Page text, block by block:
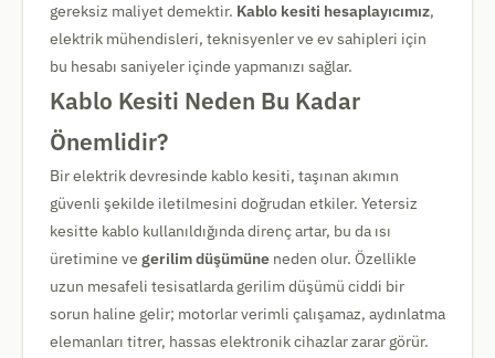
gereksiz maliyet demektir. Kablo kesiti hesaplayıcımız,
elektrik mühendisleri, teknisyenler ve ev sahipleri için
bu hesabı saniyeler içinde yapmanızı sağlar.
Kablo Kesiti Neden Bu Kadar
Önemlidir?
Bir elektrik devresinde kablo kesiti, taşınan akımın
güvenli şekilde iletilmesini doğrudan etkiler. Yetersiz
kesitte kablo kullanıldığında direnç artar, bu da ısı
üretimine ve gerilim düşümüne neden olur. Özellikle
uzun mesafeli tesisatlarda gerilim düşümü ciddi bir
sorun haline gelir; motorlar verimli çalışamaz, aydınlatma
elemanları titrer, hassas elektronik cihazlar zarar görür.